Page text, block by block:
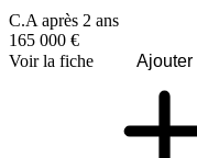
C.A après 2 ans
165 000 €
Voir la fiche
Ajouter